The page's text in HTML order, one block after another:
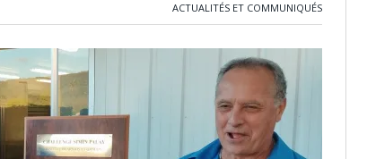
ACTUALITÉS ET COMMUNIQUÉS